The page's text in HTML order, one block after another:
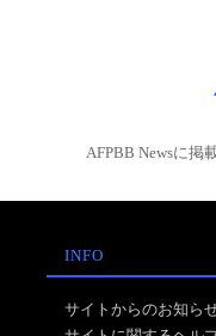
AFPBB Newsに掲
INFO
サイトからのお知ら